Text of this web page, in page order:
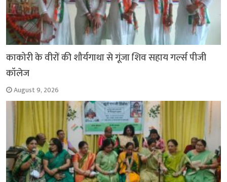
काकोरी के वीरों की शौर्यगाथा से गूंजा शिव सहाय गर्ल्स पीजी
कॉलेज
August 9, 2026